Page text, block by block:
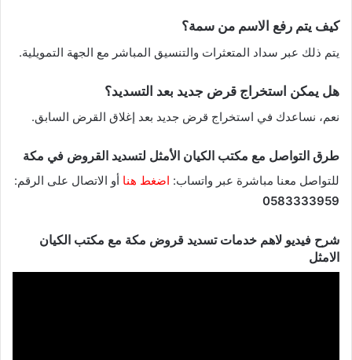
كيف يتم رفع الاسم من سمة؟
يتم ذلك عبر سداد المتعثرات والتنسيق المباشر مع الجهة التمويلية.
هل يمكن استخراج قرض جديد بعد التسديد؟
نعم، نساعدك في استخراج قرض جديد بعد إغلاق القرض السابق.
طرق التواصل مع مكتب الكيان الأمثل لتسديد القروض في مكة
للتواصل معنا مباشرة عبر واتساب: اضغط هنا أو الاتصال على الرقم:
0583333959
شرح فيديو لاهم خدمات تسديد قروض مكة مع مكتب الكيان
الامثل